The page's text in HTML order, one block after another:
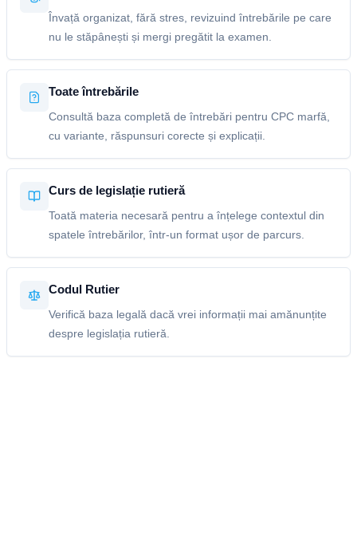
Învață organizat, fără stres, revizuind întrebările pe care
nu le stăpânești și mergi pregătit la examen.
Toate întrebările
Consultă baza completă de întrebări pentru CPC marfă,
cu variante, răspunsuri corecte și explicații.
Curs de legislație rutieră
Toată materia necesară pentru a înțelege contextul din
spatele întrebărilor, într-un format ușor de parcurs.
Codul Rutier
Verifică baza legală dacă vrei informații mai amănunțite
despre legislația rutieră.